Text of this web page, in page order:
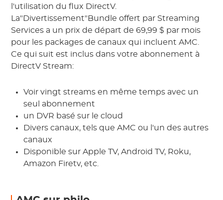
l'utilisation du flux DirectV.
La"Divertissement"Bundle offert par Streaming
Services a un prix de départ de 69,99 $ par mois
pour les packages de canaux qui incluent AMC.
Ce qui suit est inclus dans votre abonnement à
DirectV Stream:
Voir vingt streams en même temps avec un
seul abonnement
un DVR basé sur le cloud
Divers canaux, tels que AMC ou l'un des autres
canaux
Disponible sur Apple TV, Android TV, Roku,
Amazon Firetv, etc.